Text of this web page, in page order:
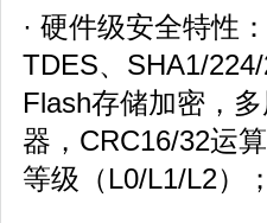
· 硬件级安全特性
TDES、SHA1/
Flash存储加密，
器，CRC16/32运
等级（L0/L1/L2）